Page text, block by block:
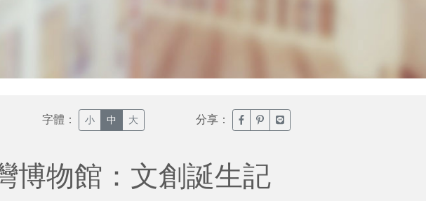
字體： 小 中 大 分享： 臉書分享(另開新視窗)
噗浪分享(另開新視窗)
Line分享(另開新視窗)
博物館：文創誕生記